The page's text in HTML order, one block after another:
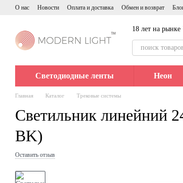
Перейти к основному контенту
О нас Новости Оплата и доставка Обмен и возврат
18 лет на
Светодиодные ленты Неон
Главная Каталог Трековые системы
Светильник линейний
BK)
Оставить отзыв